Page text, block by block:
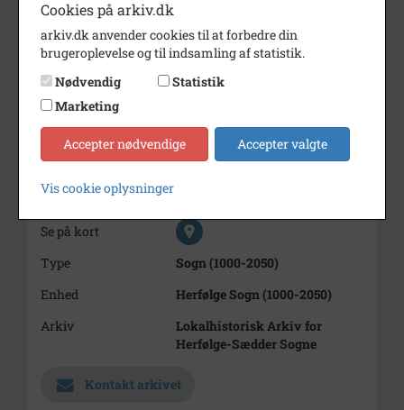
Type
Aviser og artikler
Illustrationer
Ja
Dateringsnote
12-10-2011
Trykt i medie
Se på kort
Type
Sogn (1000-2050)
Enhed
Herfølge Sogn (1000-2050)
Arkiv
Lokalhistorisk Arkiv for
Herfølge-Sædder Sogne
Kontakt arkivet
Cookies på arkiv.dk
arkiv.dk anvender cookies til at forbedre din
brugeroplevelse og til indsamling af statistik.
Nødvendig
Statistik
Marketing
Accepter nødvendige Accepter valgte
Vis cookie oplysninger